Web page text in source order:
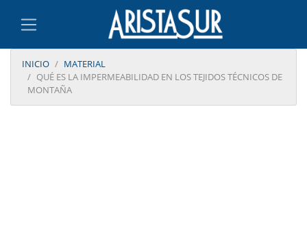
INICIO
MATERIAL
QUÉ ES LA IMPERMEABILIDAD EN LOS TEJIDOS TÉCNICOS DE
MONTAÑA